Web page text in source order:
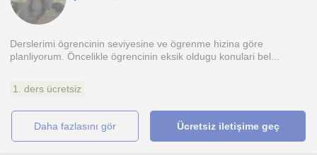
Derslerimi ögrencinin seviyesine ve ögrenme hizina göre
planliyorum. Öncelikle ögrencinin eksik oldugu konulari bel...
1. ders ücretsiz
daha fazlasını gör Ücretsiz iletişime geç